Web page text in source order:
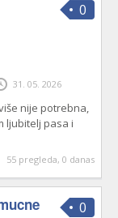
0
31. 05. 2026
nije potrebna,
ljubitelj pasa i
55 pregleda, 0 danas
0